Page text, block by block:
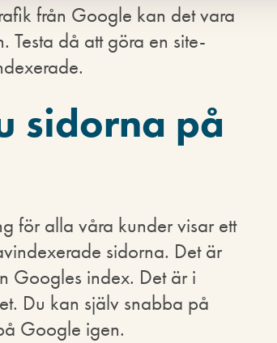
från Google kan det vara
Testa då att göra en site-
sidorna på
för alla våra kunder visar ett
sidorna. Det är
Googles index. Det är i
Du kan själv snabba på
Google igen.